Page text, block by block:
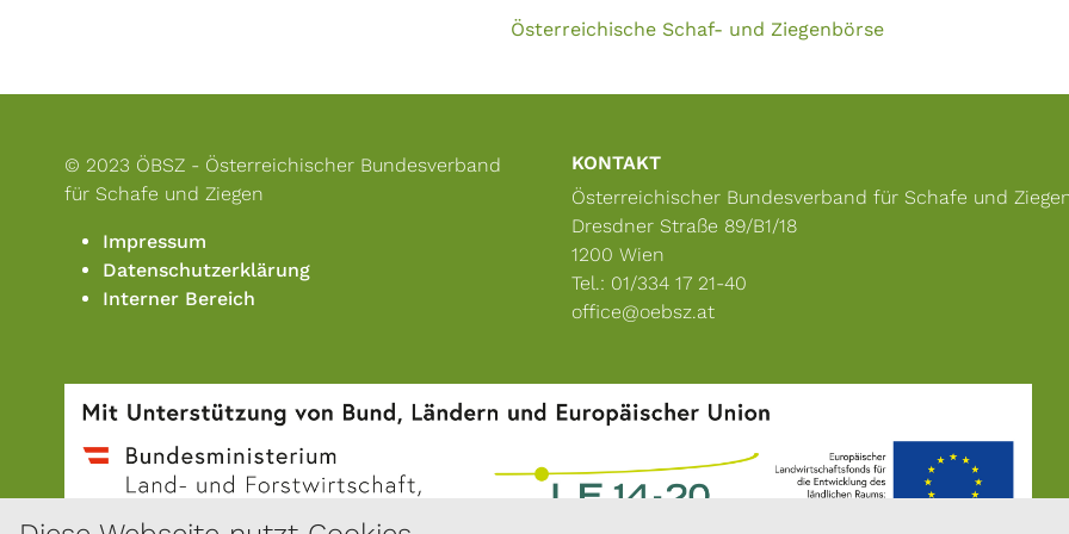
Österreichische Schaf- und Ziegenbörse
© 2023 ÖBSZ - Österreichischer Bundesverband
für Schafe und Ziegen
Impressum
Datenschutzerklärung
Interner Bereich
KONTAKT
Österreichischer Bundesverband für Schafe und
Dresdner Straße 89/B1/18
1200 Wien
Tel.: 01/334 17 21-40
office@oebsz.at